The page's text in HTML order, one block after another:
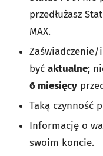
przedłużasz
MAX.
być aktualne;
6 miesięcy
Taką czynność
Informację o
swoim koncie.